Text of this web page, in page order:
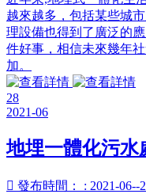
越來越多，包括某些城
理設備也得到了廣泛的
件好事，相信未來幾年
加。
28
2021-06
地埋一體化污水
 發布時間： : 2021-06--